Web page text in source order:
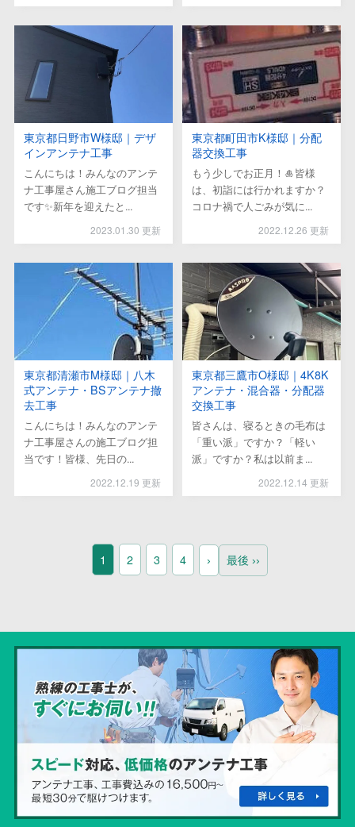
2023.01.30 更新
東京都日野市W様邸｜デザ
インアンテナ工事
こんにちは！みんなのアンテ
ナ工事屋さん施工ブログ担当
です✨新年を迎えたと...
2022.12.26 更新
東京都町田市K様邸｜分配
器交換工事
もう少しでお正月！🎍皆様
は、初詣には行かれますか？
コロナ禍で人ごみが気に...
2022.12.19 更新
東京都清瀬市M様邸｜八木
式アンテナ・BSアンテナ撤
去工事
こんにちは！みんなのアンテ
ナ工事屋さんの施工ブログ担
当です！皆様、先日の...
2022.12.14 更新
東京都三鷹市O様邸｜4K8K
アンテナ・混合器・分配器
交換工事
皆さんは、寝るときの毛布は
「重い派」ですか？「軽い
派」ですか？私は以前ま...
1 2 3 4 › 最後 ››